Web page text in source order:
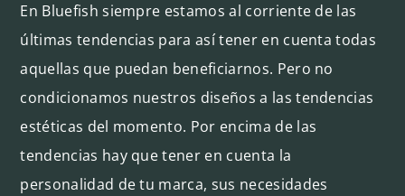
En Bluefish siempre estamos al corriente de las
últimas tendencias para así tener en cuenta todas
aquellas que puedan beneficiarnos. Pero no
condicionamos nuestros diseños a las tendencias
estéticas del momento. Por encima de las
tendencias hay que tener en cuenta la
personalidad de tu marca, sus necesidades